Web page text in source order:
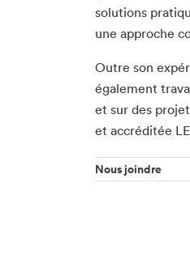
solutions
une approche
Outre son
également
et sur des
et accréditée
Nous joindre